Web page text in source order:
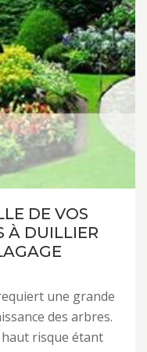
DE VOS
À DUILLIER
une grande
des arbres.
haut risque étant